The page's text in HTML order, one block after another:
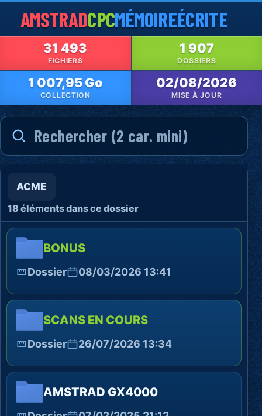
AMSTRADCPCMÉMOIREÉCRITE
31 493
FICHIERS
1 907
DOSSIERS
1 007,95 Go
COLLECTION
02/08/2026
MISE À JOUR
ACME
18 éléments dans ce dossier
BONUS
Dossier 08/03/2026 13:41
SCANS EN COURS
Dossier 26/07/2026 13:34
AMSTRAD GX4000